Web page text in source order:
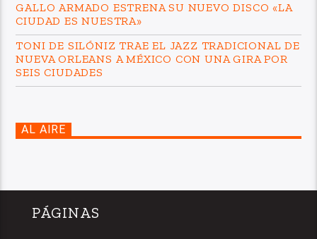
GALLO ARMADO ESTRENA SU NUEVO DISCO «LA
CIUDAD ES NUESTRA»
TONI DE SILÓNIZ TRAE EL JAZZ TRADICIONAL DE
NUEVA ORLEANS A MÉXICO CON UNA GIRA POR
SEIS CIUDADES
AL AIRE
PÁGINAS